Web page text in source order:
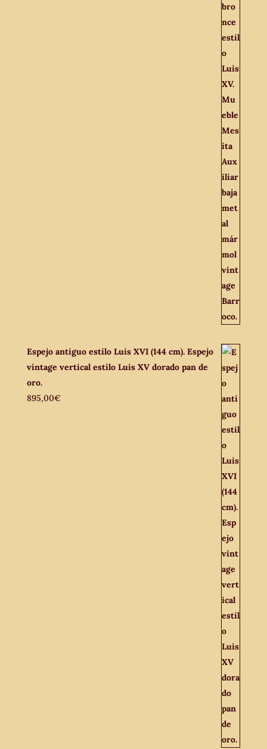
Espejo antiguo estilo Luis XVI (144 cm). Espejo
vintage vertical estilo Luis XV dorado pan de
oro.
895,00€